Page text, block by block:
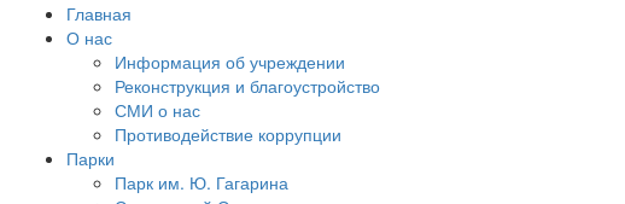
Главная
О нас
Информация об учреждении
Реконструкция и благоустройство
СМИ о нас
Противодействие коррупции
Парки
Парк им. Ю. Гагарина